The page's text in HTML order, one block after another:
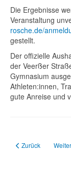
Die Ergebnisse
Veranstaltung
rosche.de/
gestellt.
Der offizielle
der Veerßer
Gymnasium
Athleten:innen,
gute Anreise und
Vorheriger Beitrag:
Zurück Weiter